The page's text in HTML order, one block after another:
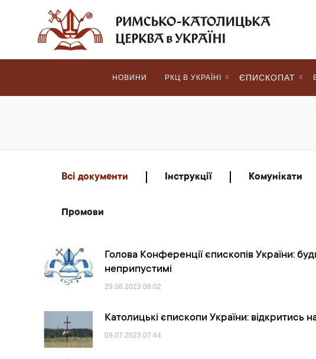
НОВИНИ РКЦ В УКРАЇНІ ЄПИСКОПАТ
Всі документи Інструкції Комунікати
Промови
Голова Конференції єпископів України:
неприпустимі
29.08.202308:02
Католицькі єпископи України: відкритись
09.07.202307:44